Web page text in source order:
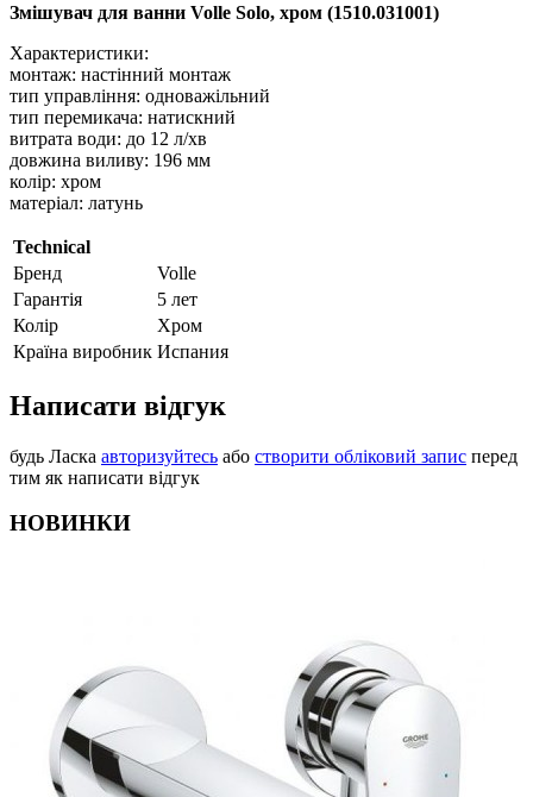
Змішувач для ванни Volle Solo, хром (1510.031001)
Характеристики:
монтаж: настінний монтаж
тип управління: одноважільний
тип перемикача: натискний
витрата води: до 12 л/хв
довжина виливу: 196 мм
колір: хром
матеріал: латунь
Technical
Бренд
Volle
Гарантія
5 лет
Колір
Хром
Країна виробник Испания
Написати відгук
будь Ласка авторизуйтесь або створити обліковий запис перед
тим як написати відгук
НОВИНКИ